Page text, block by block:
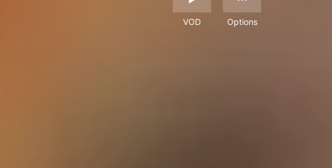
VOD Options